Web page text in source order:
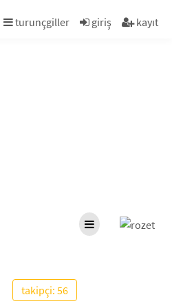
turunçgiller giriş kayıt
takipçi: 56